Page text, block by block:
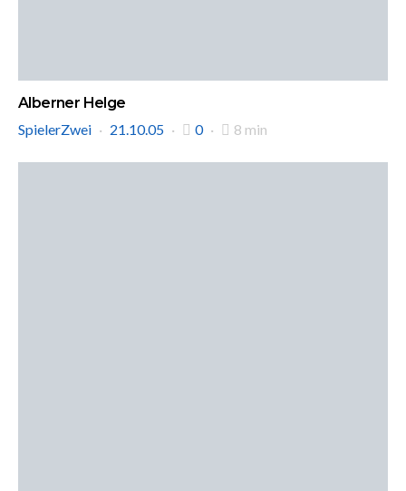
Alberner Helge
SpielerZwei
21.10.05 0 8 min